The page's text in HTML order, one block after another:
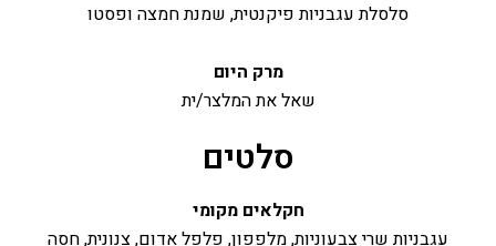
סלסלת עגבניות פיקנטית, שמנת חמצה ופסטו
מרק היום
שאל את המלצר/ית
סלטים
חקלאים מקומי
עגבניות שרי צבעוניות, מלפפון, פלפל אדום, צנונית, חסה